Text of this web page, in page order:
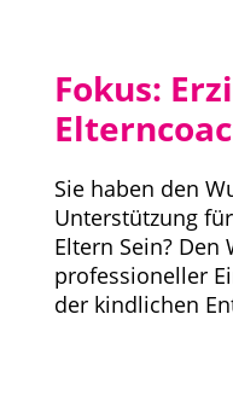
Fokus:
Sie haben den
Unterstützung
Eltern Sein? Den
professioneller
der kindlichen